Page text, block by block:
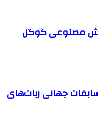
مصنوعی گوگل
جهانی ربات‌های